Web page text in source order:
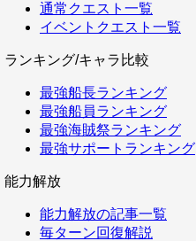
通常クエスト一覧
イベントクエスト一覧
ランキング/キャラ比較
最強船長ランキング
最強船員ランキング
最強海賊祭ランキング
最強サポートランキング
能力解放
能力解放の記事一覧
毎ターン回復解説